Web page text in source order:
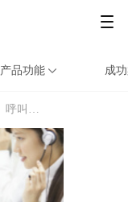
产品功能 成
呼叫系统客服